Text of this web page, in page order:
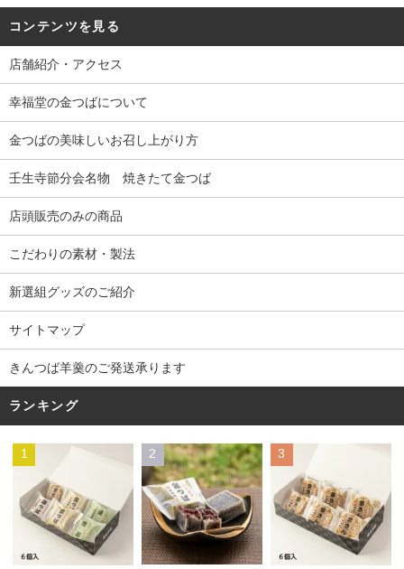
コンテンツを見る
店舗紹介・アクセス
幸福堂の金つばについて
金つばの美味しいお召し上がり方
壬生寺節分会名物 焼きたて金つば
店頭販売のみの商品
こだわりの素材・製法
新選組グッズのご紹介
サイトマップ
きんつば羊羹のご発送承ります
ランキング
1 2 3